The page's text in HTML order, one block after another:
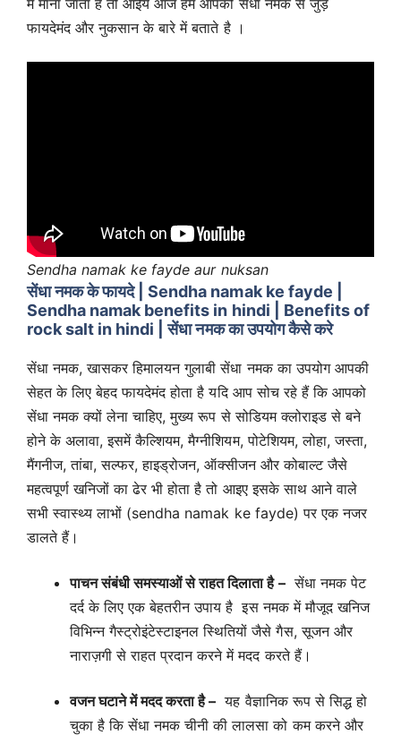
में माना जाता है तो आईये आज हम आपको सेंधा नमक से जुड़े
फायदेमंद और नुकसान के बारे में बताते है ।
Sendha namak ke fayde aur nuksan
सेंधा नमक के फायदे | Sendha namak ke fayde |
Sendha namak benefits in hindi | Benefits of
rock salt in hindi | सेंधा नमक का उपयोग कैसे करे
सेंधा नमक, खासकर हिमालयन गुलाबी सेंधा नमक का उपयोग आपकी
सेहत के लिए बेहद फायदेमंद होता है यदि आप सोच रहे हैं कि आपको
सेंधा नमक क्यों लेना चाहिए, मुख्य रूप से सोडियम क्लोराइड से बने
होने के अलावा, इसमें कैल्शियम, मैग्नीशियम, पोटेशियम, लोहा, जस्ता,
मैंगनीज, तांबा, सल्फर, हाइड्रोजन, ऑक्सीजन और कोबाल्ट जैसे
महत्वपूर्ण खनिजों का ढेर भी होता है तो आइए इसके साथ आने वाले
सभी स्वास्थ्य लाभों (sendha namak ke fayde) पर एक नजर
डालते हैं।
पाचन संबंधी समस्याओं से राहत दिलाता है –सेंधा नमक पेट
दर्द के लिए एक बेहतरीन उपाय है इस नमक में मौजूद खनिज
विभिन्न गैस्ट्रोइंटेस्टाइनल स्थितियों जैसे गैस, सूजन और
नाराज़गी से राहत प्रदान करने में मदद करते हैं।
वजन घटाने में मदद करता है – यह वैज्ञानिक रूप से सिद्ध हो
चुका है कि सेंधा नमक चीनी की लालसा को कम करने और